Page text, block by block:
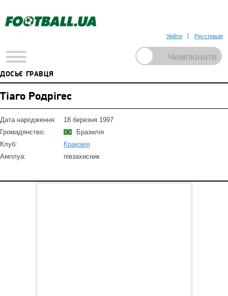
Увійти Реєстрація
ДОСЬЄ ГРАВЦЯ
Тіаго Родрігес
Дата народження:
18 березня 1997
Громадянство:
Бразилія
Клуб:
Краковія
Амплуа:
півзахисник